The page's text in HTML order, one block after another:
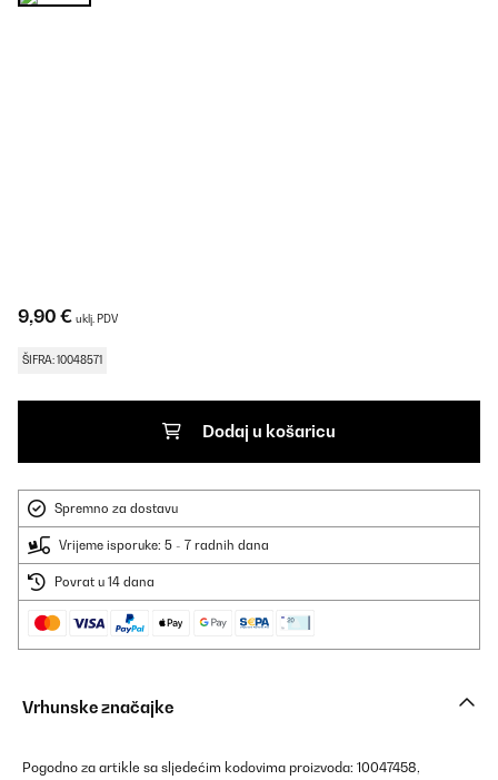
9,90 € uklj. PDV
ŠIFRA: 10048571
Dodaj u košaricu
Spremno za dostavu
Vrijeme isporuke: 5 - 7 radnih dana
Povrat u 14 dana
Vrhunske značajke
Pogodno za artikle sa sljedećim kodovima proizvoda: 10047458,